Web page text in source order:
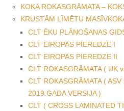
KOKA ROKASGRĀMATA –
KRUSTĀM LĪMĒTU
CLT ĒKU PLĀNOŠANAS
CLT EIROPAS PIEREDZE I
CLT EIROPAS PIEREDZE II
CLT ROKASGRĀMATA ( UK
CLT ROKASGRĀMATA (
2019.GADA VERSIJA )
CLT ( CROSS LAMINATED